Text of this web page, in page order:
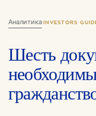
Аналитика· INVESTORS
Шесть